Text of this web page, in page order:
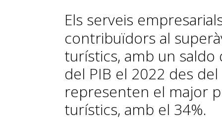
Els serveis
contribuïdors al
turístics, amb un saldo
del PIB el 2022 des
representen el major
turístics, amb el 34%.